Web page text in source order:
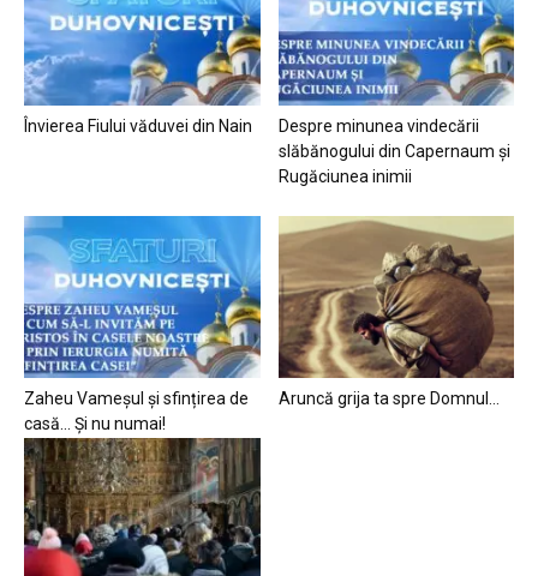
Învierea Fiului văduvei din Nain
Despre minunea vindecării
slăbănogului din Capernaum și
Rugăciunea inimii
Zaheu Vameșul și sfințirea de
casă… Și nu numai!
Aruncă grija ta spre Domnul…